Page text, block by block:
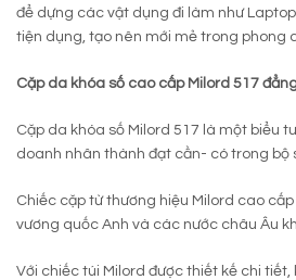
để dựng các vật dụng đi làm như
tiện dụng, tạo nên mới mẻ trong phong
Cặp da khóa số cao cấp Milord 517
Cặp da khóa số Milord 517 là một biểu
doanh nhân thành đạt cần- có trong bộ
Chiếc cặp từ thương hiệu Milord cao
vương quốc Anh và các nước châu Âu
Với chiếc túi Milord được thiết kế chi